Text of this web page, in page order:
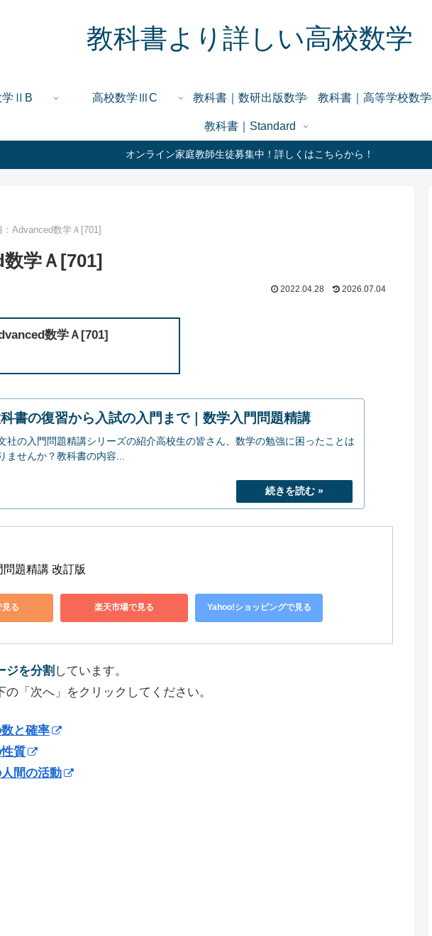
教科書より詳しい高校数学
学ⅡB 高校数学ⅢC 教科書｜数研出版数学 教科書｜高等学校数学
教科書｜Standard
オンライン家庭教師生徒募集中！詳しくはこちらから！
：Advanced数学Ａ[701]
学Ａ[701]
2022.04.28 2026.07.04
数学Ａ[701]
書の復習から入試の入門まで｜数学入門問題精講
社の入門問題精講シリーズの紹介高校生の皆さん、数学の勉強に困ったことは
ませんか？教科書の内容...
題精講 改訂版
る 楽天市場で見る Yahoo!ショッピングで見る
ジを分割 しています。
「次へ」をクリックしてください。
と確率
質
間の活動